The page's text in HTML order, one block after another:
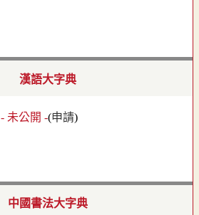
漢語大字典
- 未公開 -(申請)
中國書法大字典